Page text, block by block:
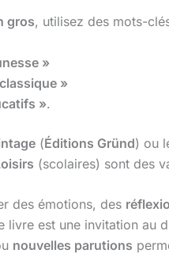
gros, utilisez des mots-
»
»
».
(Éditions Gründ) ou
(scolaires) sont des
des émotions, des
livre est une invitation au
nouvelles parutions